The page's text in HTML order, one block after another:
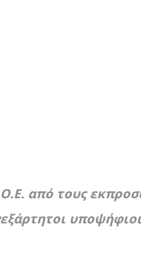
από τους